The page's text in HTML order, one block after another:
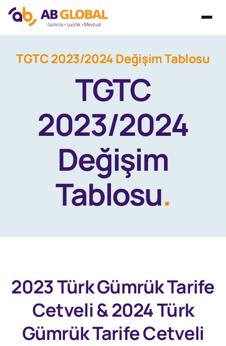
TGTC 2023/2024 Değişim Tablosu
TGTC
2023/2024
Değişim
Tablosu.
2023 Türk Gümrük Tarife
Cetveli & 2024 Türk
Gümrük Tarife Cetveli